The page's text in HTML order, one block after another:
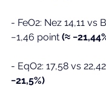
- FeO2: Nez 14,11 vs
−1,46 point (≈
- EqO2: 17,58 vs
−21,5%)